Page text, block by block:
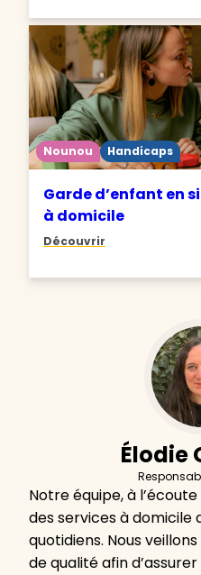
Nounou Handicaps
Garde d’enfant en
à domicile
Découvrir
Élodie
Notre équipe, à
des services à domicile
quotidiens. Nous
de qualité afin